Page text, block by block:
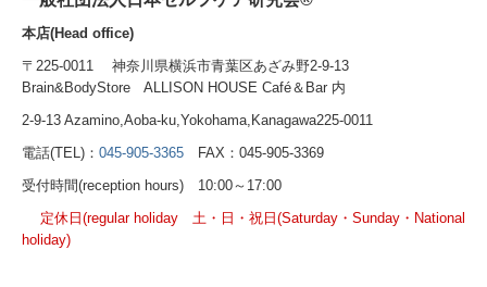
本店(Head office)
〒225-0011 神奈川県横浜市青葉区あざみ野2-9-13
Brain&BodyStore ALLISON HOUSE Café＆Bar 内
2-9-13 Azamino,Aoba-ku,Yokohama,Kanagawa225-0011
電話(TEL)： 045-905-3365 FAX：045-905-3369
受付時間(reception hours) 10:00～17:00
定休日(regular holiday 土・日・祝日(Saturday・Sunday・National
holiday)